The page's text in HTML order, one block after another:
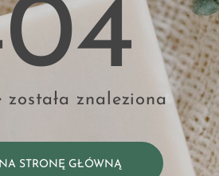
znaleziona
STRONĘ GŁÓWNĄ